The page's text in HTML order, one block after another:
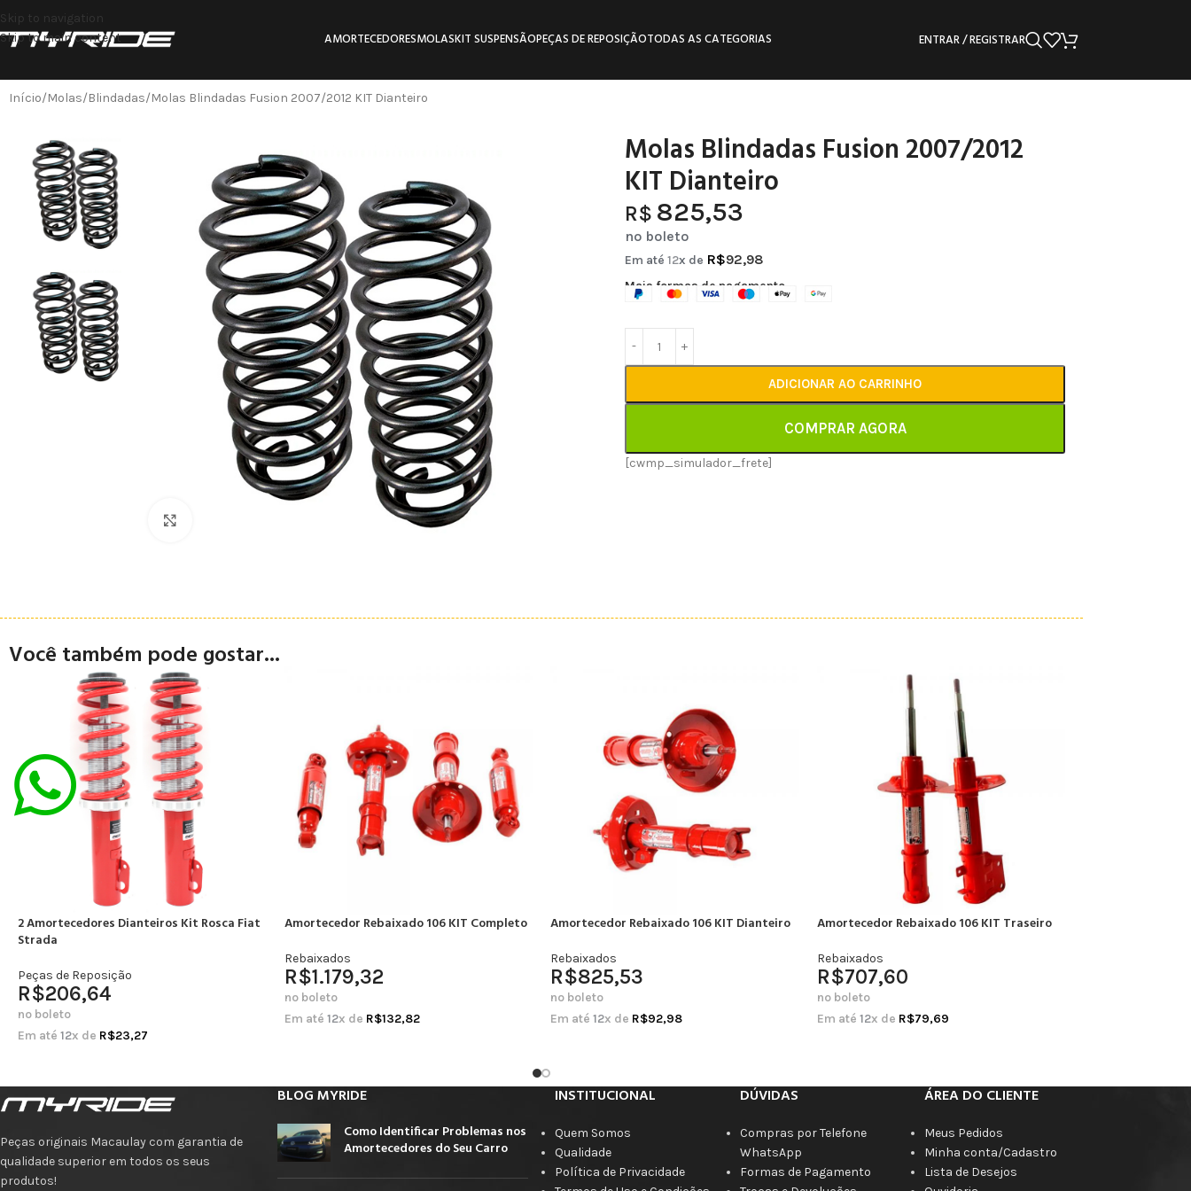
Skip to navigation
Skip to main content
AMORTECEDORESMOLASKIT SUSPENSÃOPEÇAS DE REPOSIÇÃOTODAS AS CATEGORIAS ENTRAR / REGISTRAR
Início Molas Blindadas Molas Blindadas Fusion 2007/2012 KIT Dianteiro
Molas Blindadas Fusion 2007/2012
KIT Dianteiro
R$ 825,53
no boleto
Em até12x de R$92,98
Mais formas de pagamento
ADICIONAR AO CARRINHO
COMPRAR AGORA
[cwmp_simulador_frete]
Você também pode gostar...
2 Amortecedores Dianteiros Kit Rosca Fiat
Strada
Peças de Reposição
R$206,64
no boleto
Em até 12x de R$23,27
Amortecedor Rebaixado 106 KIT Completo
Rebaixados
R$1.179,32
no boleto
Em até 12x de R$132,82
Amortecedor Rebaixado 106 KIT Dianteiro
Rebaixados
R$825,53
no boleto
Em até 12x de R$92,98
Amortecedor Rebaixado 106 KIT Traseiro
Rebaixados
R$707,60
no boleto
Em até 12x de R$79,69
Peças originais Macaulay com garantia de
qualidade superior em todos os seus
produtos!
BLOG MYRIDE
Como Identificar Problemas nos
Amortecedores do Seu Carro
INSTITUCIONAL
Quem Somos
Qualidade
Política de Privacidade
DÚVIDAS
Compras por Telefone
WhatsApp
Formas de Pagamento
ÁREA DO CLIENTE
Meus Pedidos
Minha conta/Cadastro
Lista de Desejos